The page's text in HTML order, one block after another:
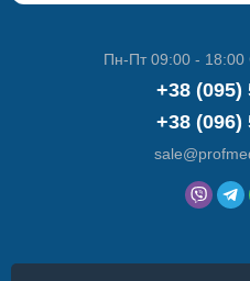
Пн-Пт 09:00 -
+38 (095)
+38 (096)